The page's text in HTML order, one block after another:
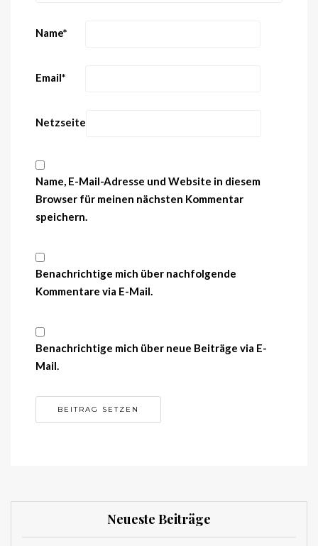
Name*
Email*
Netzseite
Name, E-Mail-Adresse und Website in diesem
Browser für meinen nächsten Kommentar
speichern.
Benachrichtige mich über nachfolgende
Kommentare via E-Mail.
Benachrichtige mich über neue Beiträge via E-
Mail.
Neueste Beiträge